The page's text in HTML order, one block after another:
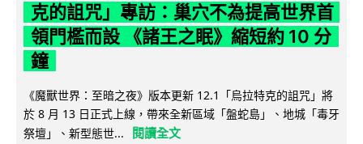
克的詛咒」專訪：巢穴不為提高世界首
領門檻而設 《諸王之眠》縮短約 10 分
鐘
《魔獸世界：至暗之夜》版本更新 12.1「烏拉特克的詛咒」將
於 8 月 13 日正式上線，帶來全新區域「盤蛇島」、地城「毒牙
祭壇」、新型態世...
閱讀全文